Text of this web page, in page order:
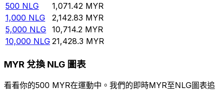
500 NLG 1,071.42 MYR
1,000 NLG 2,142.83 MYR
5,000 NLG 10,714.2 MYR
10,000 NLG 21,428.3 MYR
MYR 兌換 NLG 圖表
看看你的500 MYR在運動中。我們的即時MYR至NLG圖表追